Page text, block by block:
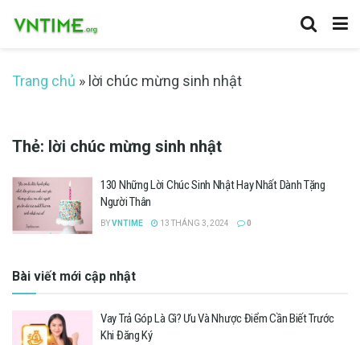
Trang chủ » lời chúc mừng sinh nhật
Thẻ: lời chúc mừng sinh nhật
130 Những Lời Chúc Sinh Nhật Hay Nhất Dành Tặng
Người Thân
BYVNTIME 13 THÁNG 3, 2024 0
Bài viết mới cập nhật
Vay Trả Góp Là Gì? Ưu Và Nhược Điểm Cần Biết Trước
Khi Đăng Ký